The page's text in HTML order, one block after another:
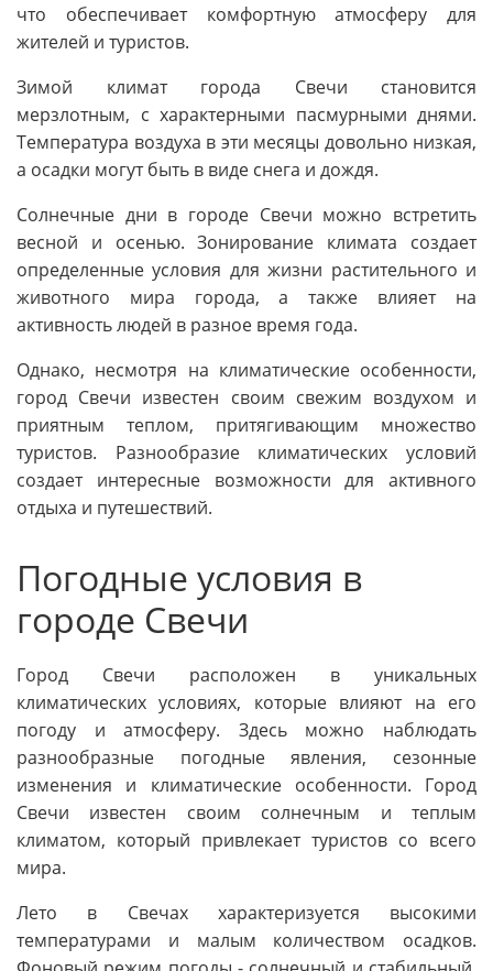
что обеспечивает комфортную атмосферу для
жителей и туристов.
Зимой климат города Свечи становится
мерзлотным, с характерными пасмурными днями.
Температура воздуха в эти месяцы довольно низкая,
а осадки могут быть в виде снега и дождя.
Солнечные дни в городе Свечи можно встретить
весной и осенью. Зонирование климата создает
определенные условия для жизни растительного и
животного мира города, а также влияет на
активность людей в разное время года.
Однако, несмотря на климатические особенности,
город Свечи известен своим свежим воздухом и
приятным теплом, притягивающим множество
туристов. Разнообразие климатических условий
создает интересные возможности для активного
отдыха и путешествий.
Погодные условия в
городе Свечи
Город Свечи расположен в уникальных
климатических условиях, которые влияют на его
погоду и атмосферу. Здесь можно наблюдать
разнообразные погодные явления, сезонные
изменения и климатические особенности. Город
Свечи известен своим солнечным и теплым
климатом, который привлекает туристов со всего
мира.
Лето в Свечах характеризуется высокими
температурами и малым количеством осадков.